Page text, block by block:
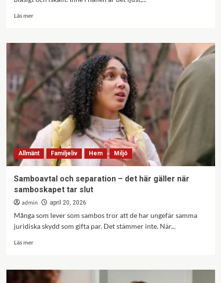
Läs merLäs
Ett
bollens
tecken
–
berättelsen
alla
de
där
timmarna
i
hallen
ingen
ser
Allmänt Familjeliv Hem Miljö
Samboavtal och separation – det här gäller när
samboskapet tar slut
admin april 20, 2026
Många som lever som sambos tror att de har ungefär samma
juridiska skydd som gifta par. Det stämmer inte. När...
Läs merLäs
Samboavtal